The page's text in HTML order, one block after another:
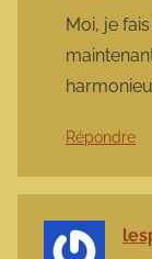
Moi, je
Répondre